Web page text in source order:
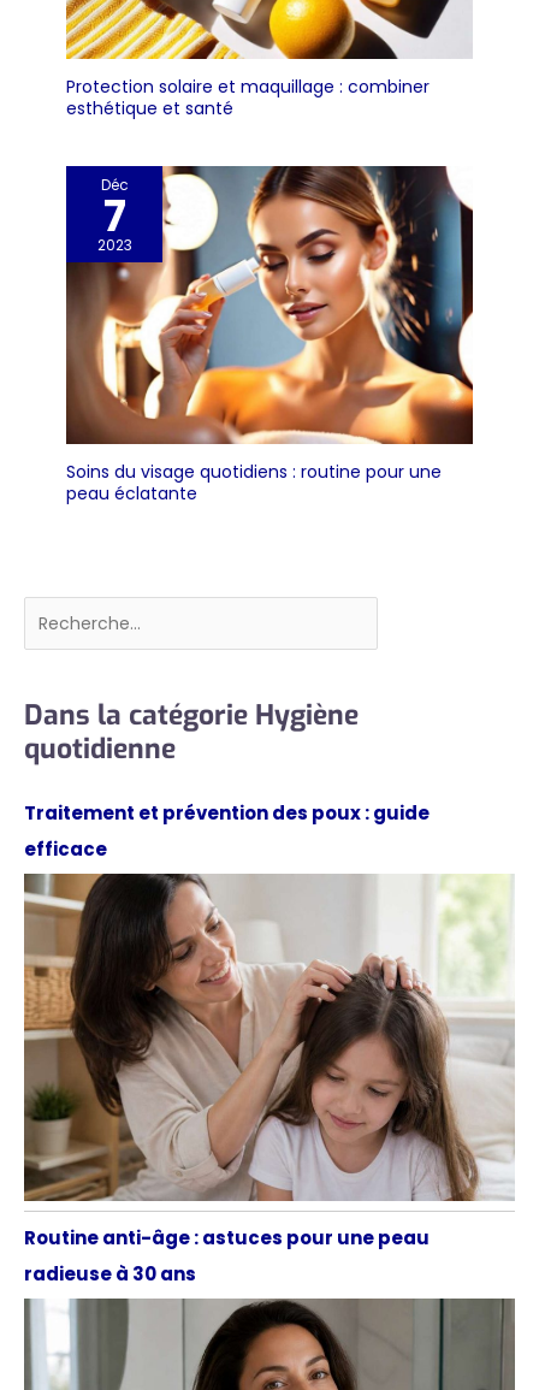
Protection solaire et maquillage : combiner
esthétique et santé
Déc
7
2023
Soins du visage quotidiens : routine pour une
peau éclatante
Rechercher
Dans la catégorie Hygiène
quotidienne
Traitement et prévention des poux : guide
efficace
Routine anti-âge : astuces pour une peau
radieuse à 30 ans